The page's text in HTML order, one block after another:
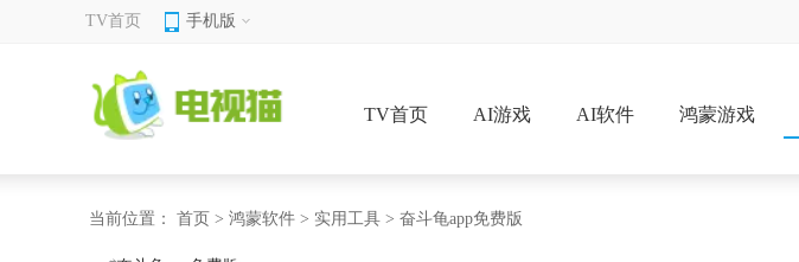
TV首页 手机版
TV首页 AI游戏 AI软件 鸿蒙游戏
当前位置： 首页 > 鸿蒙软件 > 实用工具 > 奋斗龟app免费版